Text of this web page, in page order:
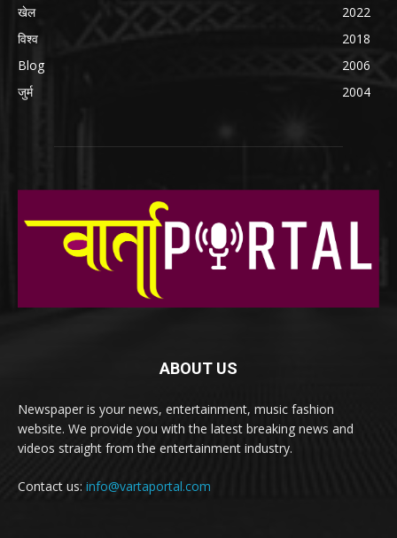
खेल
2022
विश्व
2018
Blog
2006
जुर्म
2004
ABOUT US
Newspaper is your news, entertainment, music fashion
website. We provide you with the latest breaking news and
videos straight from the entertainment industry.
Contact us: info@vartaportal.com